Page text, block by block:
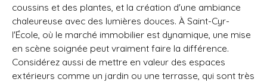
coussins et des plantes, et la création d'une ambiance
chaleureuse avec des lumières douces. À Saint-Cyr-
l'École, où le marché immobilier est dynamique, une mise
en scène soignée peut vraiment faire la différence.
Considérez aussi de mettre en valeur des espaces
extérieurs comme un jardin ou une terrasse, qui sont très